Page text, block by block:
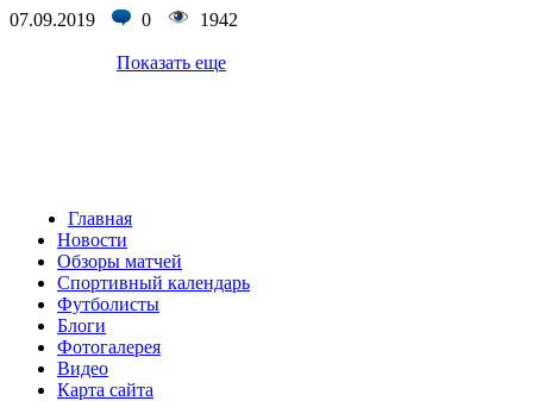
07.09.2019 0 1942
Показать еще
Главная
Новости
Обзоры матчей
Спортивный календарь
Футболисты
Блоги
Фотогалерея
Видео
Карта сайта